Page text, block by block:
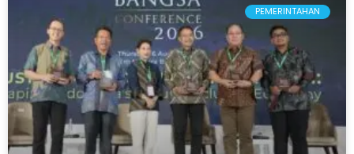
PEMERINTAHAN